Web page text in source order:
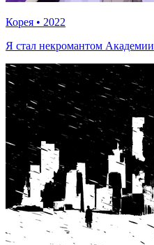
Корея • 2022
Я стал некромантом Академии